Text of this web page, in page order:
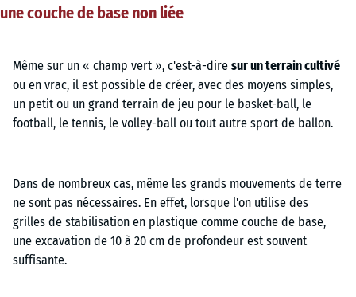
une couche de base non liée
Même sur un « champ vert », c'est-à-dire sur un terrain cultivé
ou en vrac, il est possible de créer, avec des moyens simples,
un petit ou un grand terrain de jeu pour le basket-ball, le
football, le tennis, le volley-ball ou tout autre sport de ballon.
Dans de nombreux cas, même les grands mouvements de terre
ne sont pas nécessaires. En effet, lorsque l'on utilise des
grilles de stabilisation en plastique comme couche de base,
une excavation de 10 à 20 cm de profondeur est souvent
suffisante.